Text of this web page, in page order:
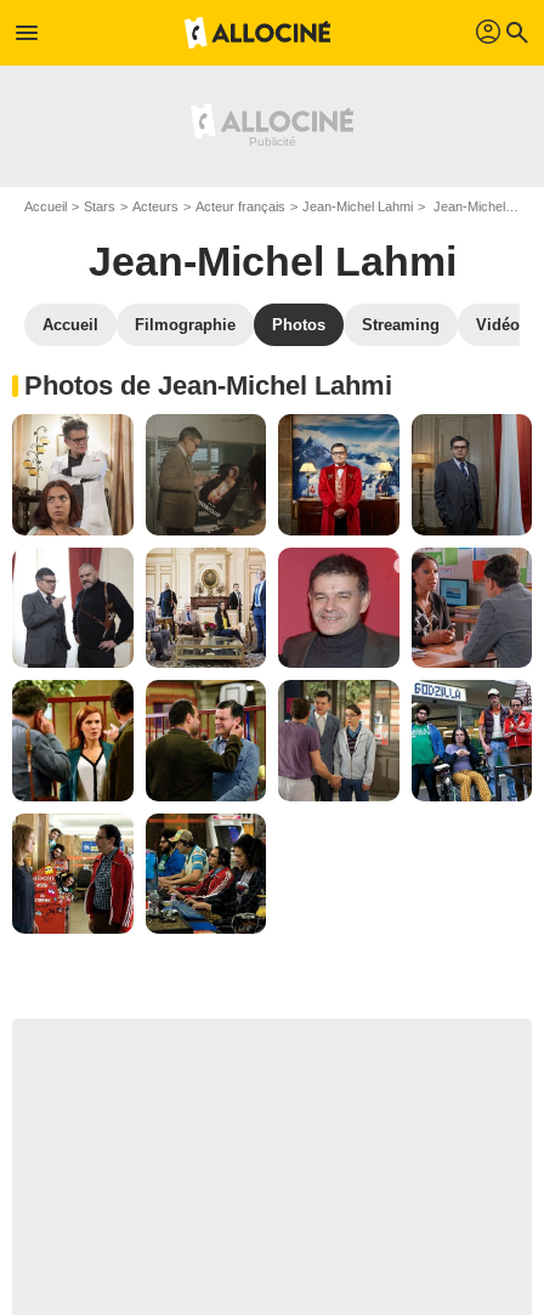
menu profil search
Accueil Stars Acteurs Acteur français Jean-Michel Lahmi Jean-Michel Lahmi : Photos de ses films et séries
Jean-Michel Lahmi
Accueil Filmographie Photos Streaming Vidéos
Photos de Jean-Michel Lahmi